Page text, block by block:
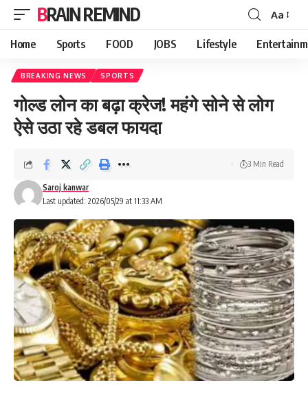
BRAIN REMIND
Font
Resizer
Aa
Home Sports FOOD JOBS Lifestyle
BREAKING NEWS SPORTS
गोल्ड लोन का बढ़ा क्रेज! महंगे सोने से लोग
ऐसे उठा रहे डबल फायदा
Last updated: 2026/05/29 at 11:33 AM
Saroj kanwar
3 Min Read